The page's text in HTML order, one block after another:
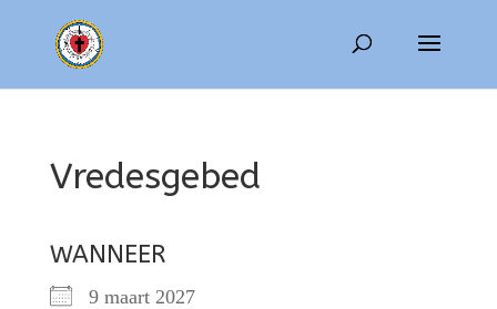
Vredesgebed
WANNEER
9 maart 2027